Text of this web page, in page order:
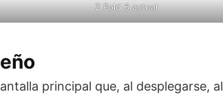
Z Fold 6 actual
principal que, al desplegarse,